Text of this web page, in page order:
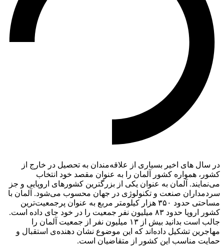
در سال های اخیر بسیاری از علاقه‌مندان به تحصیل در خارج از
کشور، همواره کشور آلمان را به عنوان مقصد خود انتخاب
می‌نمایند. آلمان به عنوان یکی از بزرگترین کشورهای اروپایی و جز
سردمداران صنعت و تکنولوژی در جهان محسوب می‌شود. آلمان با
مساحتی حدود ۳۵۰ هزار کیلومتر مربع به عنوان پرجمعیت‌ترین
کشور اروپا حدود ۸۳ میلیون نفر جمعیت را در خود جای داده است.
جالب است بدانید بیش از ۱۳ میلیون نفر از جمعیت آلمان را
مهاجرین تشکیل داده‌اند که این موضوع نشان دهنده‌ی استقبال و
حمایت مناسب این کشور از متقاضیان است.